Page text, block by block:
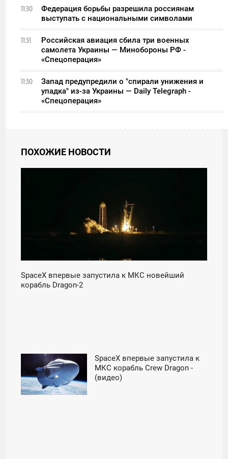
11:30
Федерация борьбы разрешила россиянам
выступать с национальными символами
11:31
Российская авиация сбила три военных
самолета Украины — Минобороны РФ -
«Спецоперация»
11:30
Запад предупредили о "спирали унижения и
упадка" из-за Украины — Daily Telegraph -
«Спецоперация»
ПОХОЖИЕ НОВОСТИ
SpaceX впервые запустила к МКС новейший
корабль Dragon-2
SpaceX впервые запустила к
МКС корабль Crew Dragon -
(видео)